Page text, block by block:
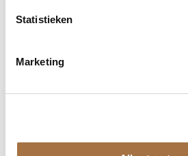
Statistieken
Marketing